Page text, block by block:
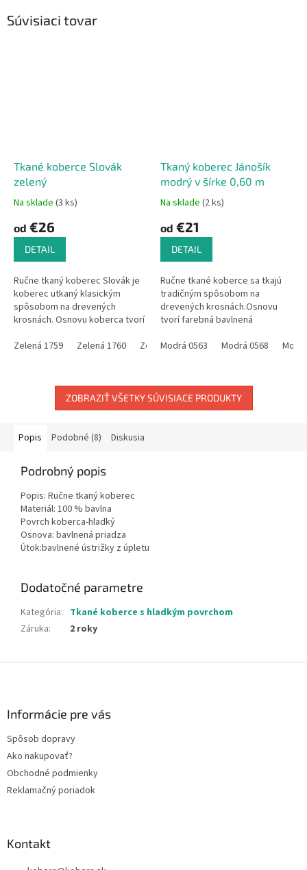
Súvisiaci tovar
Tkané koberce Slovák
zelený
Na sklade (3 ks)
od €26
DETAIL
Ručne tkaný koberec Slovák je
koberec utkaný klasickým
spôsobom na drevených
krosnách. Osnovu koberca tvorí
útku (materiál, ktorý sa používa
Zelená 1759 Zelená 1760 Zelená 1770 Zelená 1778 Zelená
Tkaný koberec Jánošík
modrý v šírke 0,60 m
Na sklade (2 ks)
od €21
DETAIL
Ručne tkané koberce sa tkajú
tradičným spôsobom na
drevených krosnách.Osnovu
tvorí farebná bavlnená
ktorým sa tká a tvorí hlavné
Modrá 0563 Modrá 0568
ZOBRAZIŤ VŠETKY SÚVISIACE PRODUKTY
Popis Podobné (8) Diskusia
Podrobný popis
Popis: Ručne tkaný koberec
Materiál: 100 % bavlna
Povrch koberca-hladký
Osnova: bavlnená priadza
Útok:bavlnené ústrižky z úpletu
Dodatočné parametre
Kategória: Tkané koberce s hladkým povrchom
Záruka: 2 roky
Informácie pre vás
Spôsob dopravy
Ako nakupovať?
Obchodné podmienky
Reklamačný poriadok
Kontakt